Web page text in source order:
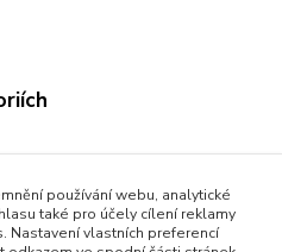
používání webu, analytické
také pro účely cílení reklamy
Nastavení vlastních preferencí